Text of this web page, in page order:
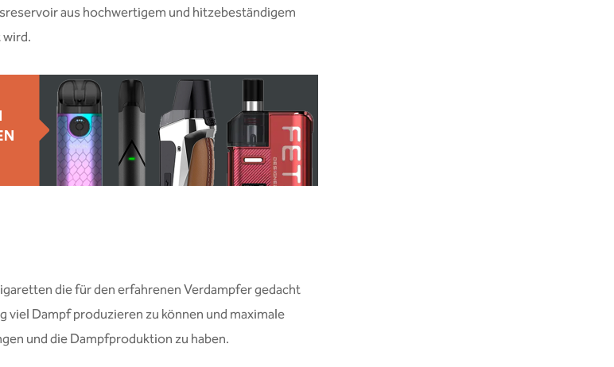
aus hochwertigem und hitzebeständigem
die für den erfahrenen Verdampfer gedacht
viel Dampf produzieren zu können und maximale
und die Dampfproduktion zu haben.